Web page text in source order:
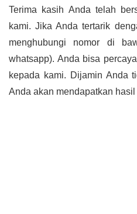
Terima kasih Anda telah
kami. Jika Anda tertarik
menghubungi nomor di
whatsapp). Anda bisa
kepada kami. Dijamin Anda
Anda akan mendapatkan